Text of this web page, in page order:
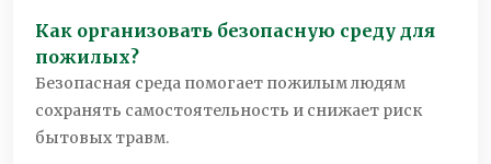
Как организовать безопасную среду для
пожилых?
Безопасная среда помогает пожилым людям
сохранять самостоятельность и снижает риск
бытовых травм.